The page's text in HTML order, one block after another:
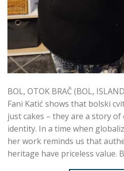
BOL, OTOK BRAČ (BOL,
Fani Katić shows that bolski
just cakes – they are a story of
identity. In a time when
her work reminds us that
heritage have priceless value.